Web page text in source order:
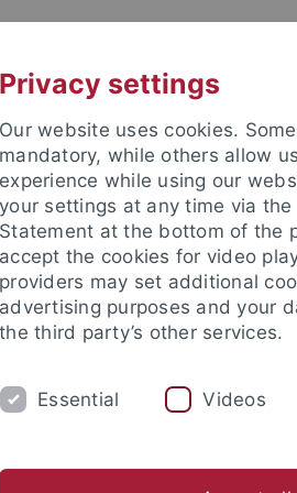
FORSCHUNG LEHRE
Privacy settings
Our website uses cookies.
mandatory, while others allow
experience while using our
your settings at any time via the
Statement at the bottom of the
accept the cookies for video
providers may set additional
advertising purposes and your
the third party’s other services.
Essential Videos